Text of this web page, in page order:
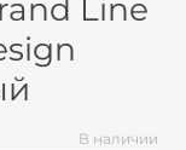
Line
В наличии